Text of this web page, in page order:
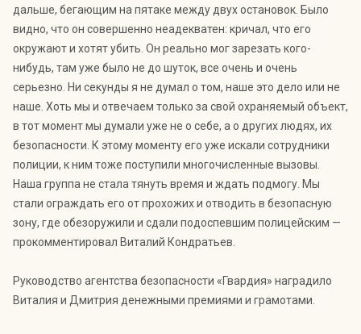
дальше, бегающим на пятаке между двух остановок. Было
видно, что он совершенно неадекватен: кричал, что его
окружают и хотят убить. Он реально мог зарезать кого-
нибудь, там уже было не до шуток, все очень и очень
серьезно. Ни секунды я не думал о том, наше это дело или не
наше. Хоть мы и отвечаем только за свой охраняемый объект,
в тот момент мы думали уже не о себе, а о других людях, их
безопасности. К этому моменту его уже искали сотрудники
полиции, к ним тоже поступили многочисленные вызовы.
Наша группа не стала тянуть время и ждать подмогу. Мы
стали ограждать его от прохожих и отводить в безопасную
зону, где обезоружили и сдали подоспевшим полицейским —
прокомментировал Виталий Кондратьев.
Руководство агентства безопасности «Гвардия» наградило
Виталия и Дмитрия денежными премиями и грамотами.